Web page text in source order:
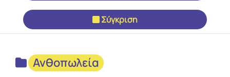
Σύγκριση
Ανθοπωλεία